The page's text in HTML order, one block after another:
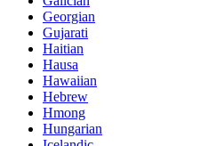
Georgian
Gujarati
Haitian
Hausa
Hawaiian
Hebrew
Hmong
Hungarian